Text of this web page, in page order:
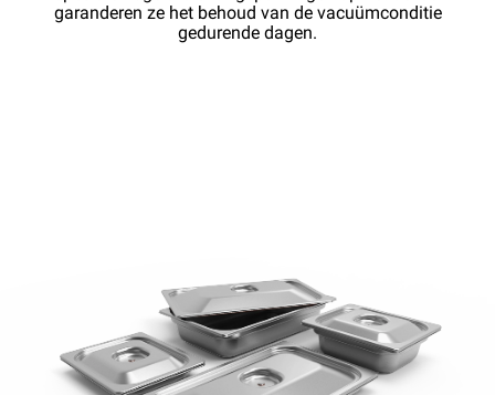
garanderen ze het behoud van de vacuümconditie
gedurende dagen.